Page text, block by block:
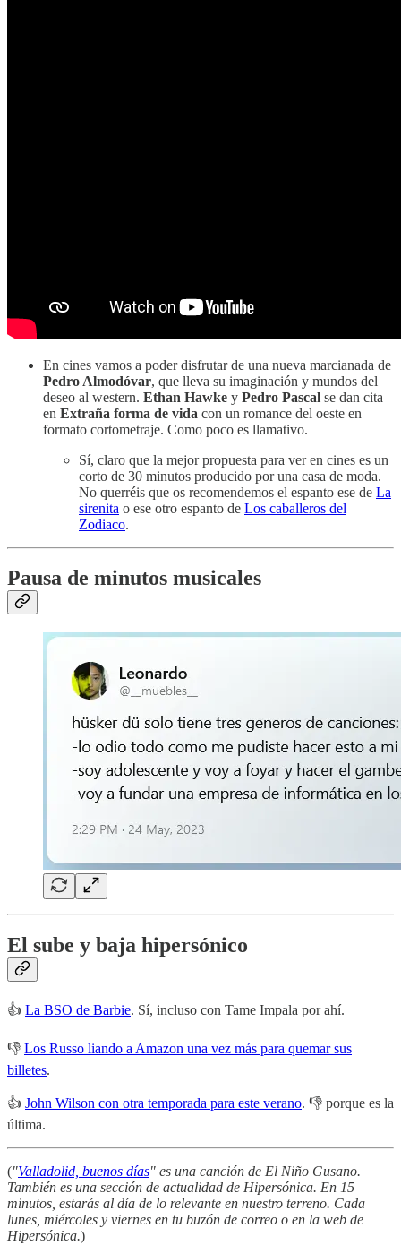
En cines vamos a poder disfrutar de una nueva marcianada de
Pedro Almodóvar, que lleva su imaginación y mundos del
deseo al western. Ethan Hawke y Pedro Pascal se dan cita
en Extraña forma de vida con un romance del oeste en
formato cortometraje. Como poco es llamativo.
Sí, claro que la mejor propuesta para ver en cines es un
corto de 30 minutos producido por una casa de moda.
No querréis que os recomendemos el espanto ese de La
sirenita o ese otro espanto de Los caballeros del
Zodiaco.
Pausa de minutos musicales
El sube y baja hipersónico
👍 La BSO de Barbie. Sí, incluso con Tame Impala por ahí.
👎 Los Russo liando a Amazon una vez más para quemar sus
billetes.
👍 John Wilson con otra temporada para este verano. 👎 porque es la
última.
("Valladolid, buenos días" es una canción de El Niño Gusano.
También es una sección de actualidad de Hipersónica. En 15
minutos, estarás al día de lo relevante en nuestro terreno. Cada
lunes, miércoles y viernes en tu buzón de correo o en la web de
Hipersónica.)